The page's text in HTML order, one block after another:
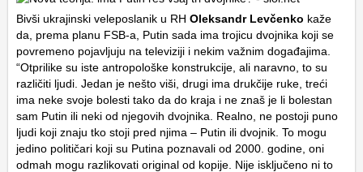
Bivši ukrajinski veleposlanik u RH Oleksandr Levčenko kaže
da, prema planu FSB-a, Putin sada ima trojicu dvojnika koji se
povremeno pojavljuju na televiziji i nekim važnim događajima.
“Otprilike su iste antropološke konstrukcije, ali naravno, to su
različiti ljudi. Jedan je nešto viši, drugi ima drukčije ruke, treći
ima neke svoje bolesti tako da do kraja i ne znaš je li bolestan
sam Putin ili neki od njegovih dvojnika. Realno, ne postoji puno
ljudi koji znaju tko stoji pred njima – Putin ili dvojnik. To mogu
jedino političari koji su Putina poznavali od 2000. godine, oni
odmah mogu razlikovati original od kopije. Nije isključeno ni to